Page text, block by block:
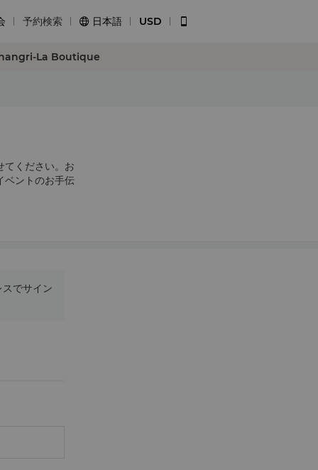
予約検索  日本語 USD 
La Boutique
てください。お
ベントのお手伝
でサイン